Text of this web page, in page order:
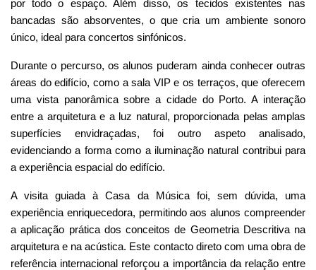
por todo o espaço. Além disso, os tecidos existentes nas
bancadas são absorventes, o que cria um ambiente sonoro
único, ideal para concertos sinfónicos.
Durante o percurso, os alunos puderam ainda conhecer outras
áreas do edifício, como a sala VIP e os terraços, que oferecem
uma vista panorâmica sobre a cidade do Porto. A interação
entre a arquitetura e a luz natural, proporcionada pelas amplas
superfícies envidraçadas, foi outro aspeto analisado,
evidenciando a forma como a iluminação natural contribui para
a experiência espacial do edifício.
A visita guiada à Casa da Música foi, sem dúvida, uma
experiência enriquecedora, permitindo aos alunos compreender
a aplicação prática dos conceitos de Geometria Descritiva na
arquitetura e na acústica. Este contacto direto com uma obra de
referência internacional reforçou a importância da relação entre